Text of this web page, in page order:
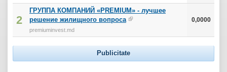
2
ГРУППА КОМПАНИЙ «PREMIUM» - лучшее
решение жилищного вопроса
premiuminvest.md
0,0000
Publicitate